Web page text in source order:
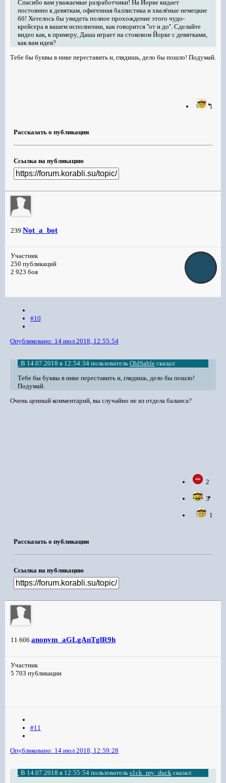
Спасибо вам уважаемые разработчики! На Йорке кидает
постоянно к девяткам, офигенная баллистика и хвалёные немецкие
бб! Хотелось бы увидеть полное прохождение этого чудо-
крейсера в вашем исполнении, как говорится ''от и до''. Сделайте
видео как, к примеру, Даша играет на стоковом Йорке с девятками,
как вам идея?
Тебе бы буквы в нике переставить и, глядишь, дело бы пошло! Подумай.
1
Рассказать о публикации
Ссылка на публикацию
239 Not_a_bot
Участник
250 публикаций
2 923 боя
#10
Опубликовано: 14 июл 2018, 12:55:54
В 14.07.2018 в 12:54:34 пользователь OldSable сказал:
Тебе бы буквы в нике переставить и, глядишь, дело бы пошло!
Подумай.
Очень ценный комментарий, вы случайно не из отдела баланса?
2
3
1
Рассказать о публикации
Ссылка на публикацию
11 606 anonym_aGLgAnTglR9h
Участник
5 703 публикации
#11
Опубликовано: 14 июл 2018, 12:59:28
В 14.07.2018 в 12:55:54 пользователь s1ck_my_duck сказал: